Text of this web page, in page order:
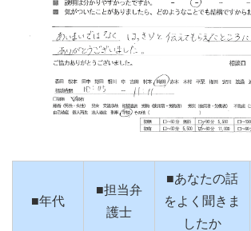
■年代
■担当弁
護士
■あなたの話
をよく聞きま
したか